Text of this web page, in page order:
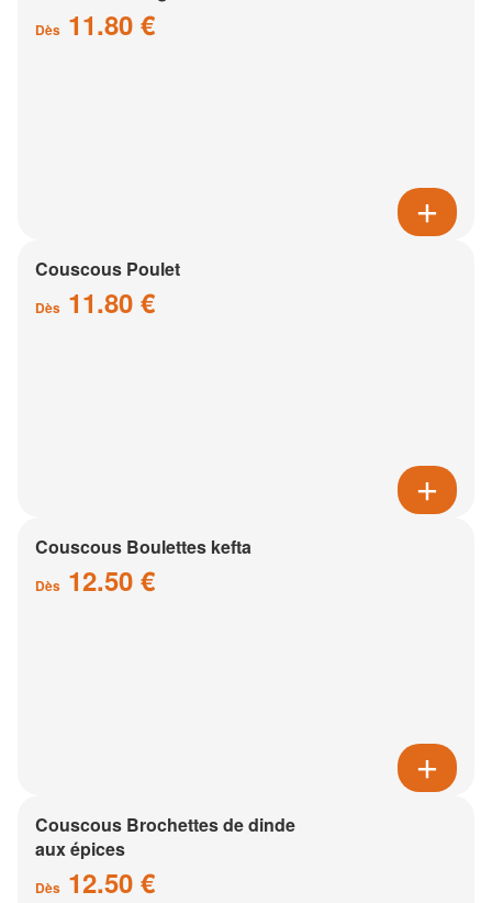
Dès 11.80 €
Couscous Poulet
Dès 11.80 €
Couscous Boulettes kefta
Dès 12.50 €
Couscous Brochettes de dinde
aux épices
Dès 12.50 €